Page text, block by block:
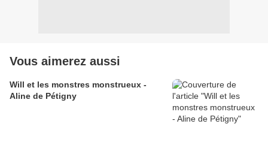
Vous aimerez aussi
Will et les monstres monstrueux -
Aline de Pétigny